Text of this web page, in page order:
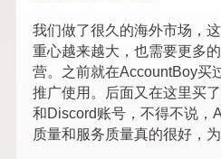
我们做了很久的海外市场，
重心越来越大，也需要更多
营。之前就在AccountBoy买
推广使用。后面又在这里买
和Discord账号，不得不说，
质量和服务质量真的很好，